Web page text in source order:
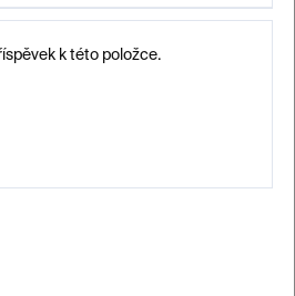
k této položce.